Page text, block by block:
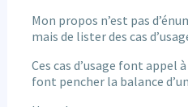
Mon propos n’est pas
mais de lister des cas
Ces cas d’usage font appel
font pencher la balance